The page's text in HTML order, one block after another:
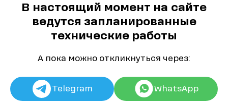
В настоящий момент на сайте
ведутся запланированные
технические работы
А пока можно откликнуться через:
Telegram WhatsApp